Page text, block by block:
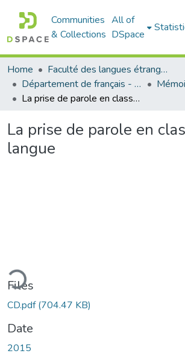
Communities
& Collections
All of
DSpace
Home
Faculté des langues étrangères
Département de français - قسم اللغة الفرنسية
La prise de parole en classe de langue
La prise de parole en
langue
Files
CD.pdf(704.47 KB)
Date
2015